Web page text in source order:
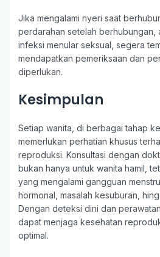
Jika mengalami nyeri saat
perdarahan setelah berhubungan,
infeksi menular seksual, segera
mendapatkan pemeriksaan dan
diperlukan.
Kesimpulan
Setiap wanita, di berbagai tahap
memerlukan perhatian khusus
reproduksi. Konsultasi dengan
bukan hanya untuk wanita hamil,
yang mengalami gangguan
hormonal, masalah kesuburan,
Dengan deteksi dini dan
dapat menjaga kesehatan
optimal.